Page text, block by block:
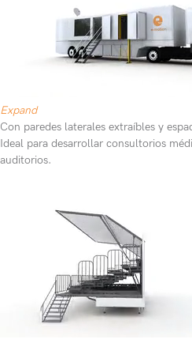
Expand
Con paredes laterales extraíbles y
Ideal para desarrollar consultorios
auditorios.